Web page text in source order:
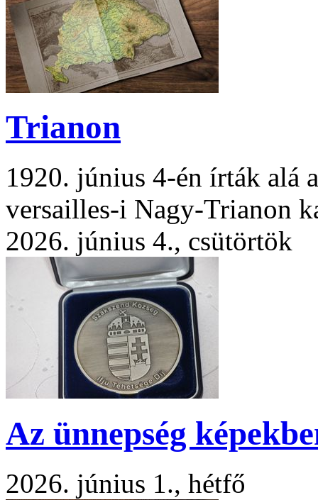
Trianon
1920. június 4-én írták alá
versailles-i Nagy-Trianon
2026. június 4., csütörtök
Az ünnepség
2026. június 1., hétfő